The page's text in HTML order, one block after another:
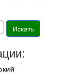
Искать